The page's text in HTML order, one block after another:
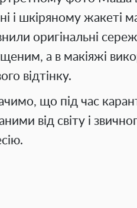
і шкіряному жакеті
оригінальні
а в макіяжі
відтінку.
що під час
від світу і